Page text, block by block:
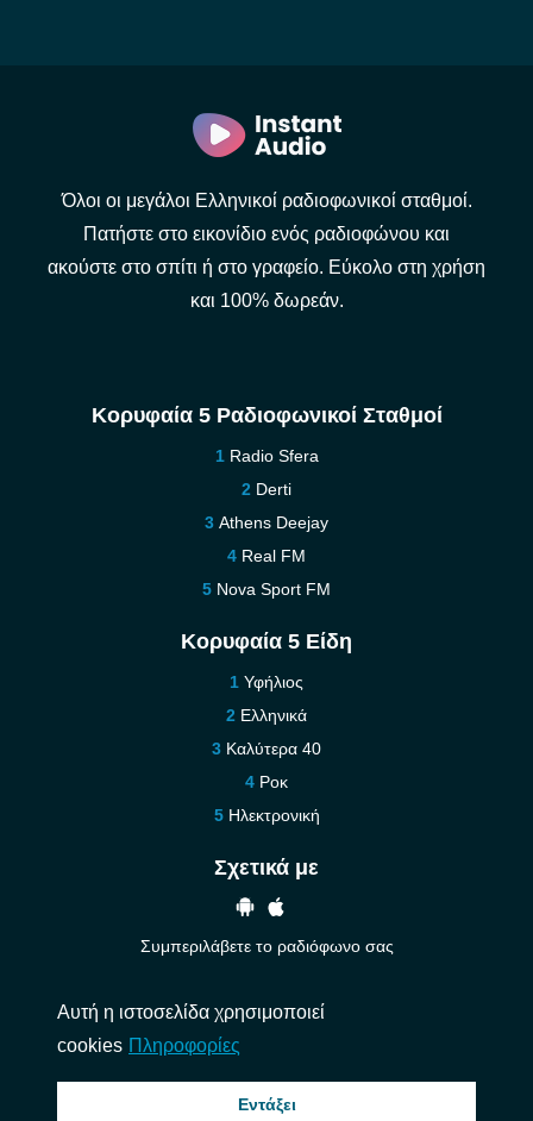
Όλοι οι μεγάλοι Ελληνικοί ραδιοφωνικοί σταθμοί.
Πατήστε στο εικονίδιο ενός ραδιοφώνου και
ακούστε στο σπίτι ή στο γραφείο. Εύκολο στη χρήση
και 100% δωρεάν.
Κορυφαία 5 Ραδιοφωνικοί Σταθμοί
Radio Sfera
Derti
Athens Deejay
Real FM
Nova Sport FM
Κορυφαία 5 Είδη
Υφήλιος
Ελληνικά
Καλύτερα 40
Ροκ
Ηλεκτρονική
Σχετικά με
Συμπεριλάβετε το ραδιόφωνο σας
Επικοινωνήστε μαζί μας
Απορρήτου
Αυτή η ιστοσελίδα χρησιμοποιεί
cookies Πληροφορίες
Εντάξει